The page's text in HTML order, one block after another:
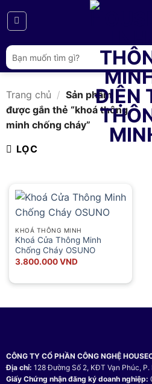
qua
dung
Tìm
kiếm:
Trang chủ / Sản phẩm
được gắn thẻ “khoá thông
minh chống cháy”
LỌC
KHOÁ THÔNG MINH
Khoá Cửa Thông Minh
Chống Cháy OSUNO
3.800.000VND
CÔNG TY CỔ PHẦN CÔNG NGHỆ
Địa chỉ: 128 Đường Số 2, KĐT Vạn Phúc,
Giấy Chứng nhận đăng ký doanh nghiệp: